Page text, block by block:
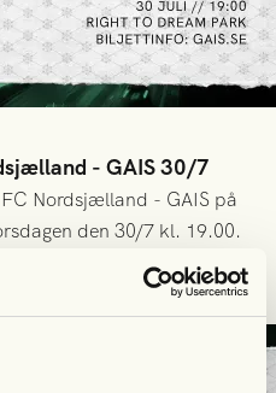
- GAIS 30/7
Nordsjælland - GAIS på
den 30/7 kl. 19.00.